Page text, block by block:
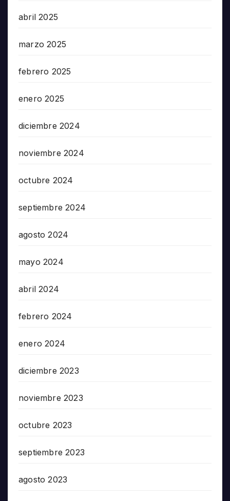
abril 2025
marzo 2025
febrero 2025
enero 2025
diciembre 2024
noviembre 2024
octubre 2024
septiembre 2024
agosto 2024
mayo 2024
abril 2024
febrero 2024
enero 2024
diciembre 2023
noviembre 2023
octubre 2023
septiembre 2023
agosto 2023